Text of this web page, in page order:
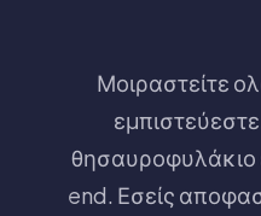
Μοιραστείτε
θησαυροφυλάκιο
end. Εσείς